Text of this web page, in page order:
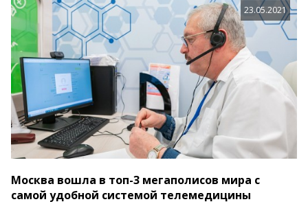
23.05.2021
Москва вошла в топ-3 мегаполисов мира с
самой удобной системой телемедицины